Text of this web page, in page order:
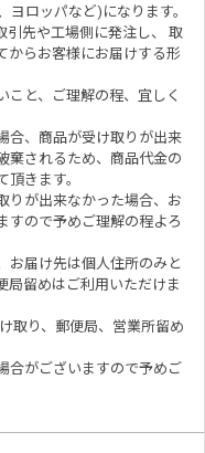
ヨロッパなど)になります。
引先や工場側に発注し、 取
からお客様にお届けする形
こと、ご理解の程、宜しく
合、商品が受け取りが出来
棄されるため、商品代金の
きます。
りが出来なかった場合、お
すので予めご理解の程よろ
お届け先は個人住所のみと
局留めはご利用いただけま
取り、郵便局、営業所留め
合がございますので予めご